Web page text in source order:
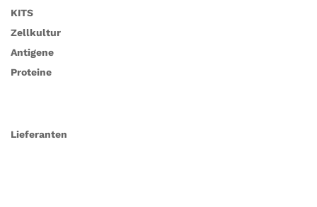
KITS
Zellkultur
Antigene
Proteine
Lieferanten